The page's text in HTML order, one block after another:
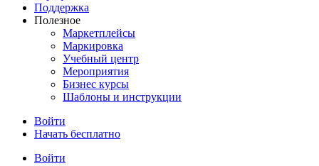
Поддержка
Полезное
Маркетплейсы
Маркировка
Учебный центр
Мероприятия
Бизнес курсы
Шаблоны и инструкции
Войти
Начать бесплатно
Войти